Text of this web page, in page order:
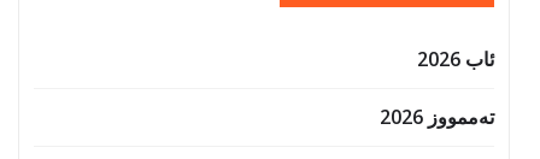
ئاب 2026
تەممووز 2026